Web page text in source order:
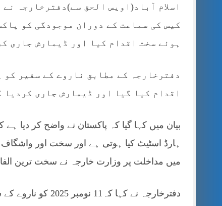
اسلام آباد(اویس الحق سے)دفترخارجہ
کیس کی سماعت کے دوران موجودگی کو
ہوئے سخت اقدام کیا اور ڈیمارش جاری
دفترخارجہ کے مطابق ناروے کے سفیر کو
اقدام کیا گیا اور ڈیمارش جاری کردیا
بیان میں کہا گیا کہ پاکستان نے واضح کر دیا ہے
ہارڈ اسٹیٹ کیا ہوتی ہے اور سخت اور واشگاف
میں مداخلت پر وزارت خارجہ نے سخت ترین
دفترخارجہ نے